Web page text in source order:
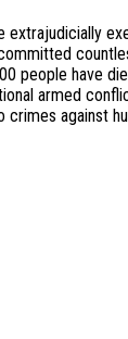
extrajudicially
people have
armed
against